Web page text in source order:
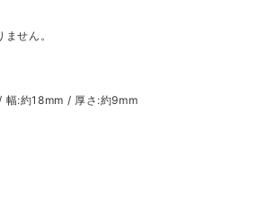
せん。
:約18mm / 厚さ:約9mm